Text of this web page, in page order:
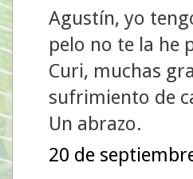
Agustín, yo
pelo no te la he
Curi, muchas
sufrimiento de
Un abrazo.
20 de